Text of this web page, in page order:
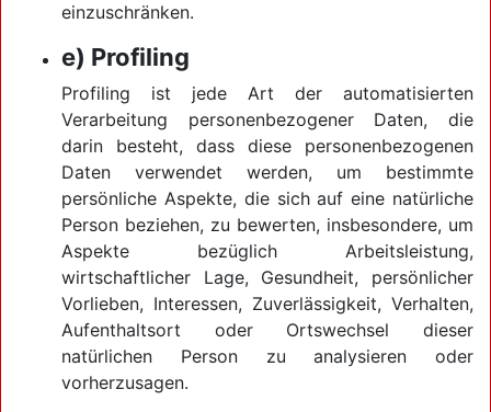
einzuschränken.
e) Profiling
Profiling ist jede Art der automatisierten
Verarbeitung personenbezogener Daten, die
darin besteht, dass diese personenbezogenen
Daten verwendet werden, um bestimmte
persönliche Aspekte, die sich auf eine natürliche
Person beziehen, zu bewerten, insbesondere, um
Aspekte bezüglich Arbeitsleistung,
wirtschaftlicher Lage, Gesundheit, persönlicher
Vorlieben, Interessen, Zuverlässigkeit, Verhalten,
Aufenthaltsort oder Ortswechsel dieser
natürlichen Person zu analysieren oder
vorherzusagen.